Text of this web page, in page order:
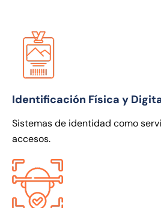
Identificación Física y
Sistemas de identidad como
accesos.